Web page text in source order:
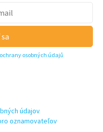
osobných údajů
údajov
oznamovateľov